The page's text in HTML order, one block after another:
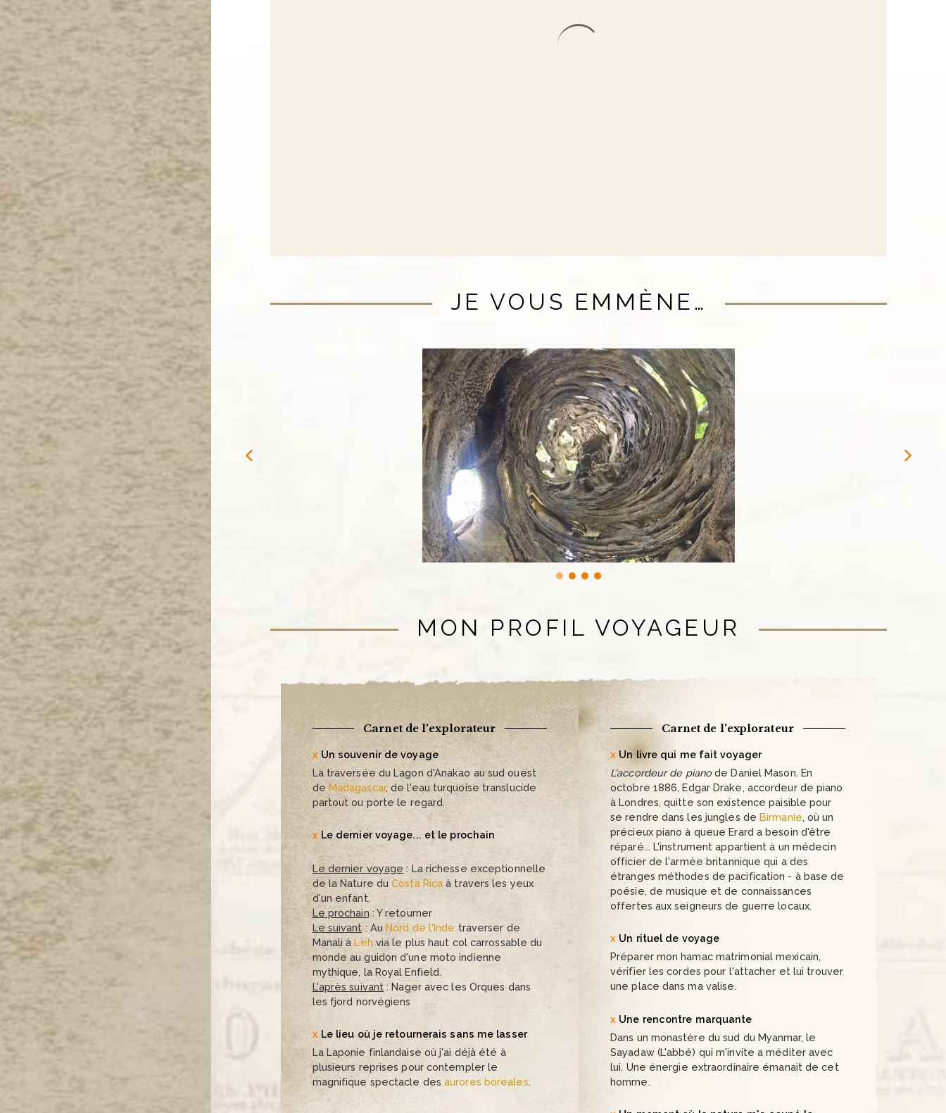
JE VOUS EMMÈNE…
MON PROFIL VOYAGEUR
Carnet de l'explorateur
Un souvenir de voyage
La traversée du Lagon d'Anakao au sud ouest
de Madagascar, de l'eau turquoise translucide
partout ou porte le regard.
Le dernier voyage... et le prochain
Le dernier voyage : La richesse exceptionnelle
de la Nature duCosta Rica à travers les yeux
d'un enfant.
Le prochain: Y retourner
Le suivant : AuNord de l'Inde traverser de
Manali àLehvia le plus haut col carrossable du
monde au guidon d'une moto indienne
mythique, la Royal Enfield.
L'après suivant : Nager avec les Orques dans
les fjord norvégiens
Le lieu où je retournerais sans me lasser
La Laponie finlandaise où j'ai déjà été à
plusieurs reprises pour contempler le
magnifique spectacle desaurores boréales.
Carnet de l'explorateur
Un livre qui me fait voyager
L'accordeur de pianode Daniel Mason. En
octobre 1886, Edgar Drake, accordeur de piano
à Londres, quitte son existence paisible pour
se rendre dans les jungles deBirmanie, où un
précieux piano à queue Erard a besoin d'être
réparé... L'instrument appartient à un médecin
officier de l'armée britannique qui a des
étranges méthodes de pacification - à base de
poésie, de musique et de connaissances
offertes aux seigneurs de guerre locaux.
Un rituel de voyage
Préparer mon hamac matrimonial mexicain,
vérifier les cordes pour l'attacher et lui trouver
une place dans ma valise.
Une rencontre marquante
Dans un monastère du sud du Myanmar, le
Sayadaw (L'abbé) qui m'invite a méditer avec
lui. Une énergie extraordinaire émanait de cet
homme.